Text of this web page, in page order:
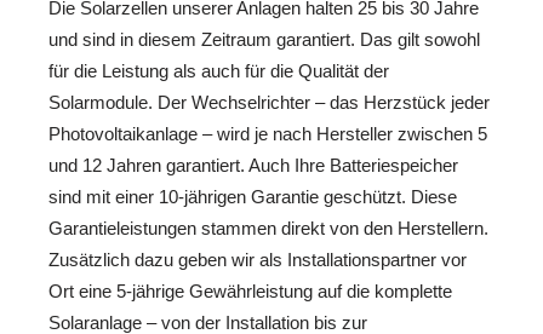
Die Solarzellen unserer Anlagen halten 25 bis 30 Jahre
und sind in diesem Zeitraum garantiert. Das gilt sowohl
für die Leistung als auch für die Qualität der
Solarmodule. Der Wechselrichter – das Herzstück jeder
Photovoltaikanlage – wird je nach Hersteller zwischen 5
und 12 Jahren garantiert. Auch Ihre Batteriespeicher
sind mit einer 10-jährigen Garantie geschützt. Diese
Garantieleistungen stammen direkt von den Herstellern.
Zusätzlich dazu geben wir als Installationspartner vor
Ort eine 5-jährige Gewährleistung auf die komplette
Solaranlage – von der Installation bis zur